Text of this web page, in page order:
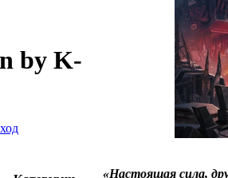
by K-
«Настоящая сила,